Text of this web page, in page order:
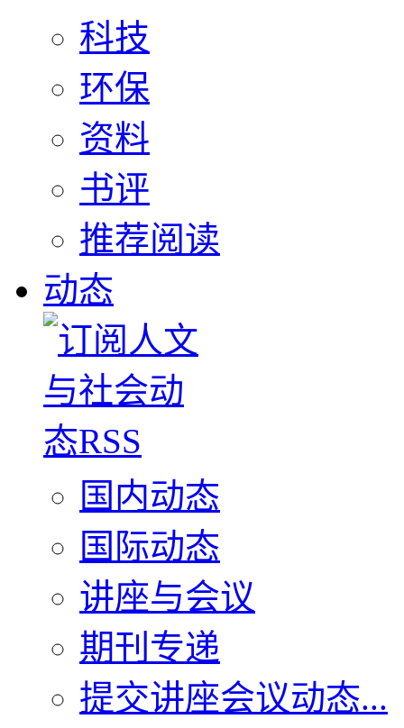
科技
环保
资料
书评
推荐阅读
动态
国内动态
国际动态
讲座与会议
期刊专递
提交讲座会议动态...